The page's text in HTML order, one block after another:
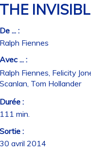
... :
Fiennes
... :
Fiennes, Felicity
Tom Hollander
:
min.
:
avril 2014